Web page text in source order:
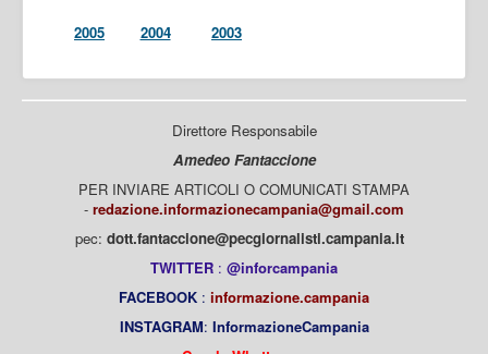
2005 2004 2003
Direttore Responsabile
Amedeo Fantaccione
PER INVIARE ARTICOLI O COMUNICATI STAMPA
- redazione.informazionecampania@gmail.com
pec: dott.fantaccione@pecgiornalisti.campania.it
TWITTER : @inforcampania
FACEBOOK : informazione.campania
INSTAGRAM: InformazioneCampania